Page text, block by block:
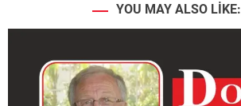
YOU MAY ALSO LIKE: